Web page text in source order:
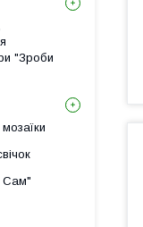
"Зроби
Сам"